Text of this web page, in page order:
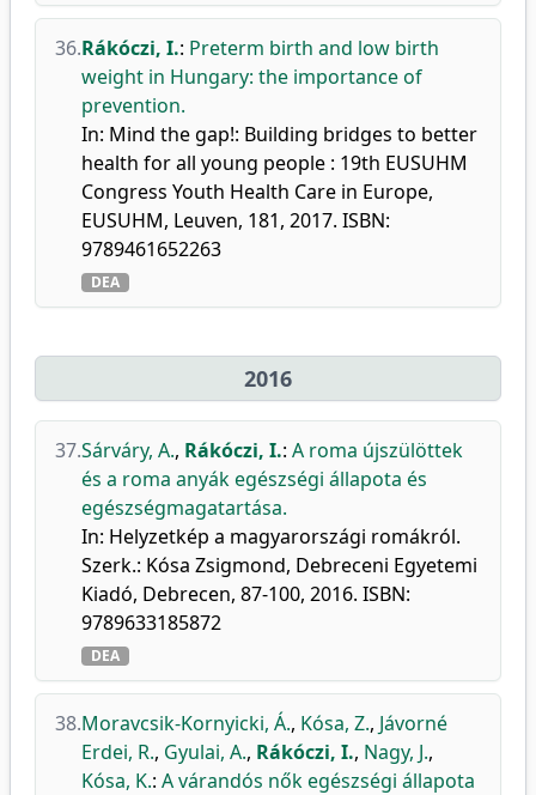
36.Rákóczi, I.: Preterm birth and low birth
weight in Hungary: the importance of
prevention.
In: Mind the gap!: Building bridges to better
health for all young people : 19th EUSUHM
Congress Youth Health Care in Europe,
EUSUHM, Leuven, 181, 2017. ISBN:
9789461652263
DEA
2016
37.Sárváry, A., Rákóczi, I.: A roma újszülöttek
és a roma anyák egészségi állapota és
egészségmagatartása.
In: Helyzetkép a magyarországi romákról.
Szerk.: Kósa Zsigmond, Debreceni Egyetemi
Kiadó, Debrecen, 87-100, 2016. ISBN:
9789633185872
DEA
38.Moravcsik-Kornyicki, Á., Kósa, Z., Jávorné
Erdei, R., Gyulai, A., Rákóczi, I., Nagy, J.,
Kósa, K.: A várandós nők egészségi állapota